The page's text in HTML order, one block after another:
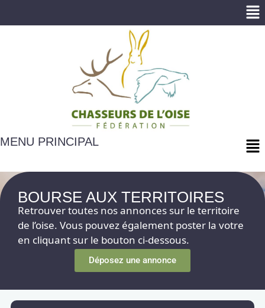
MENU PRINCIPAL
BOURSE AUX TERRITOIRES
Retrouver toutes nos annonces sur le territoire
de l’oise. Vous pouvez également poster la votre
en cliquant sur le bouton ci-dessous.
Déposez une annonce